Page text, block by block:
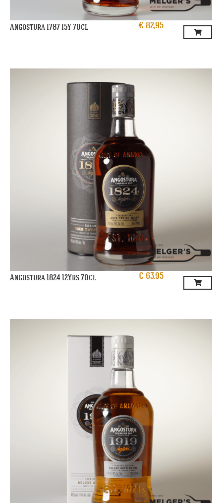
Angostura 1787 15Y 70cl € 82,95
Angostura 1824 12Yrs 70cl € 63,95